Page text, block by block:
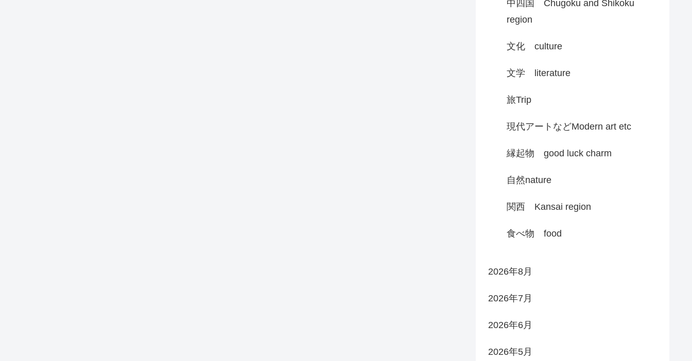
中四国 Chugoku and Shikoku
region
文化 culture
文学 literature
旅Trip
現代アートなどModern art etc
縁起物 good luck charm
自然nature
関西 Kansai region
食べ物 food
2026年8月
2026年7月
2026年6月
2026年5月